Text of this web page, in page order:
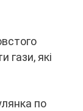
гази, які
по